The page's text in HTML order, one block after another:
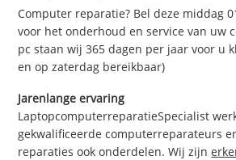
Computer reparatie? Bel deze middag
voor het onderhoud en service van uw
pc staan wij 365 dagen per jaar voor u
en op zaterdag bereikbaar)
Jarenlange ervaring
LaptopcomputerreparatieSpecialist
gekwalificeerde computerreparateurs
reparaties ook onderdelen. Wij zijn